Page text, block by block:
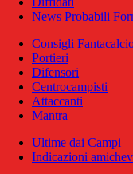
News Probabili
Consigli
Portieri
Difensori
Centrocampisti
Attaccanti
Mantra
Ultime dai Campi
Indicazioni